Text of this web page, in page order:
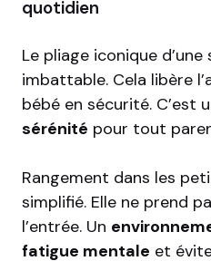
quotidien
Le pliage iconique
imbattable. Cela libère
bébé en sécurité. C’est
sérénité pour tout
Rangement dans les
simplifié. Elle ne prend
l’entrée. Un
fatigue mentale et